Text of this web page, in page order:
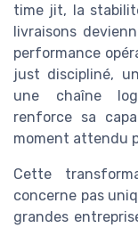
time jit, la
livraisons
performance
just discipliné,
une chaîne
renforce sa
moment attendu
Cette
concerne pas
grandes